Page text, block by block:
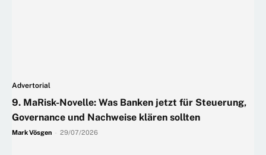
Advertorial
9. MaRisk-Novelle: Was Banken jetzt für Steuerung,
Governance und Nachweise klären sollten
Mark Vösgen 29/07/2026